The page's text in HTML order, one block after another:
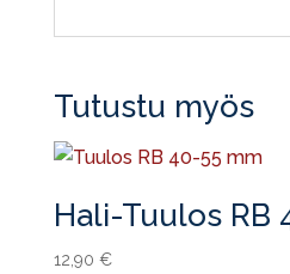
Tutustu myös
Hali-Tuulos RB
12,90 €